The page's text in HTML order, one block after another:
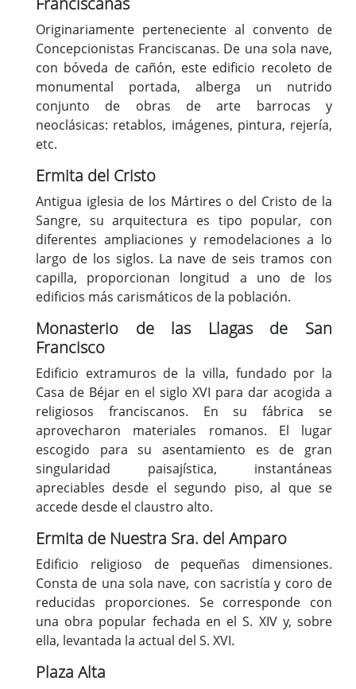
Originariamente perteneciente al convento de
Concepcionistas Franciscanas. De una sola nave,
con bóveda de cañón, este edificio recoleto de
monumental portada, alberga un nutrido
conjunto de obras de arte barrocas y
neoclásicas: retablos, imágenes, pintura, rejería,
etc.
Ermita del Cristo
Antigua iglesia de los Mártires o del Cristo de la
Sangre, su arquitectura es tipo popular, con
diferentes ampliaciones y remodelaciones a lo
largo de los siglos. La nave de seis tramos con
capilla, proporcionan longitud a uno de los
edificios más carismáticos de la población.
Monasterio de las Llagas de San
Francisco
Edificio extramuros de la villa, fundado por la
Casa de Béjar en el siglo XVI para dar acogida a
religiosos franciscanos. En su fábrica se
aprovecharon materiales romanos. El lugar
escogido para su asentamiento es de gran
singularidad paisajística, instantáneas
apreciables desde el segundo piso, al que se
accede desde el claustro alto.
Ermita de Nuestra Sra. del Amparo
Edificio religioso de pequeñas dimensiones.
Consta de una sola nave, con sacristía y coro de
reducidas proporciones. Se corresponde con
una obra popular fechada en el S. XIV y, sobre
ella, levantada la actual del S. XVI.
Plaza Alta